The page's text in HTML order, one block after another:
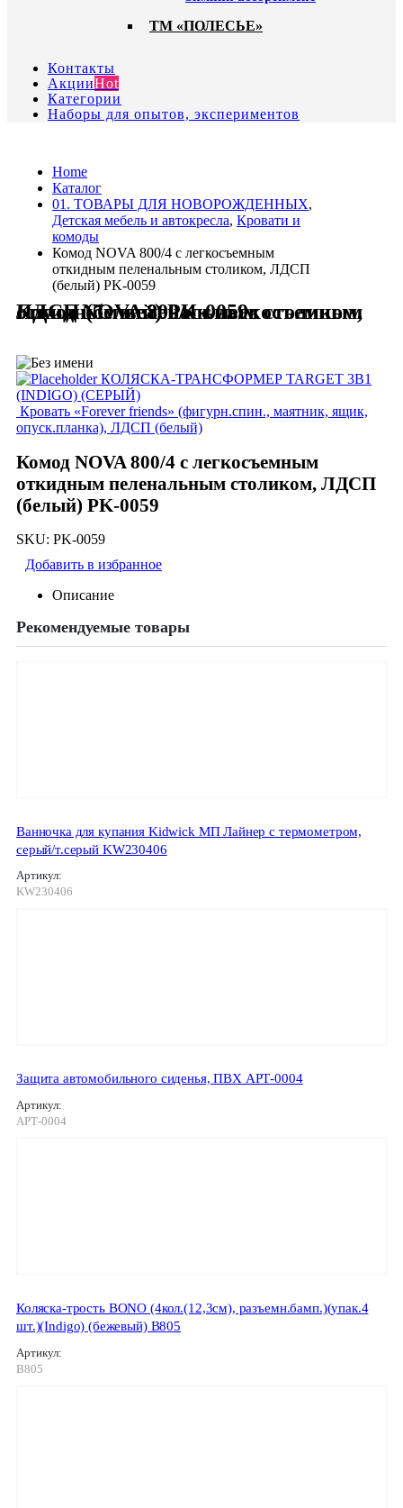
ТМ «ПОЛЕСЬЕ»
Контакты
АкцииHot
Категории
Наборы для опытов, экспериментов
Home
Каталог
01. ТОВАРЫ ДЛЯ НОВОРОЖДЕННЫХ,
Детская мебель и автокресла, Кровати и
комоды
Комод NOVA 800/4 с легкосъемным
откидным пеленальным столиком, ЛДСП
(белый) PK-0059
Комод NOVA 800/4 с легкосъемным откидным пеленальным столиком, ЛДСП (белый) PK-0059
КОЛЯСКА-ТРАНСФОРМЕР TARGET 3В1
(INDIGO) (СЕРЫЙ)
Кровать «Forever friеnds» (фигурн.спин., маятник, ящик,
опуск.планка), ЛДСП (белый)
Комод NOVA 800/4 с легкосъемным
откидным пеленальным столиком, ЛДСП
(белый) PK-0059
SKU: PK-0059
Добавить в избранное
Описание
Рекомендуемые товары
Ванночка для купания Kidwick МП Лайнер с термометром,
серый/т.серый KW230406
Артикул:
KW230406
Защита автомобильного сиденья, ПВХ АРТ-0004
Артикул:
АРТ-0004
Коляска-трость BONO (4кол.(12,3см), разъемн.бамп.)(упак.4
шт.)(Indigo) (бежевый) B805
Артикул:
B805